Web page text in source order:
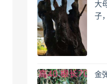
大
子
金